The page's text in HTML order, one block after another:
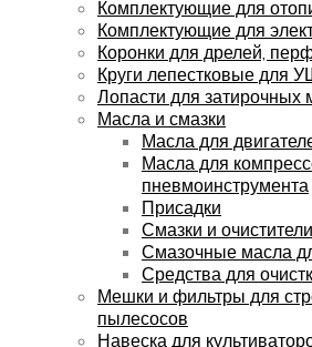
Комплектующие для
Комплектующие для
Коронки для дрелей,
Круги лепестковые для
Лопасти для затирочных
Масла и смазки
Масла для
Масла для
пневмоинструмента
Присадки
Смазки и очистители
Смазочные масла
Средства для
Мешки и фильтры для
пылесосов
Навеска для